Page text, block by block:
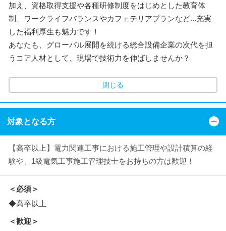
加え、資格取得支援や各種研修制度をはじめとした教育体
制、ワークライフバランスやカフェテリアプランなど...充実
した福利厚生も魅力です！
あなたも、グローバル展開を続ける総合設備企業の次代を担
うコア人材として、現場で技術力を伸ばしませんか？
閉じる
対象となる方
【高卒以上】電力関連工事における施工管理や設計積算の経
験や、1級電気工事施工管理技士をお持ちの方は歓迎！
＜必須＞
◆高卒以上
＜歓迎＞